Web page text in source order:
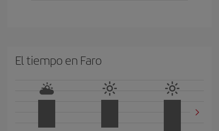
El tiempo en Faro